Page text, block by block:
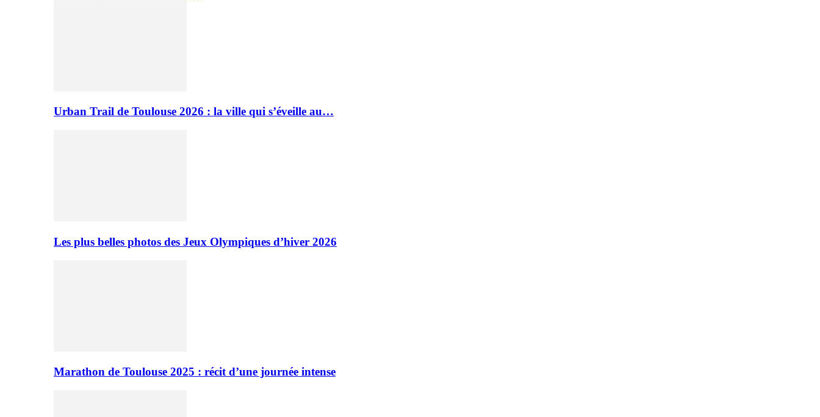
Urban Trail de Toulouse 2026 : la ville qui s’éveille au…
Les plus belles photos des Jeux Olympiques d’hiver 2026
Marathon de Toulouse 2025 : récit d’une journée intense